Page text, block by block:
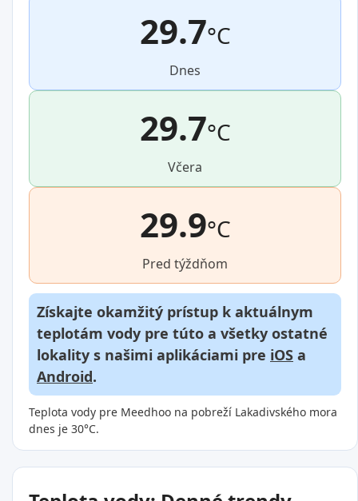
29.7°C
Dnes
29.7°C
Včera
29.9°C
Pred týždňom
Získajte okamžitý prístup k aktuálnym
teplotám vody pre túto a všetky ostatné
lokality s našimi aplikáciami pre iOS a
Android.
Teplota vody pre Meedhoo na pobreží Lakadivského mora
dnes je 30°C.